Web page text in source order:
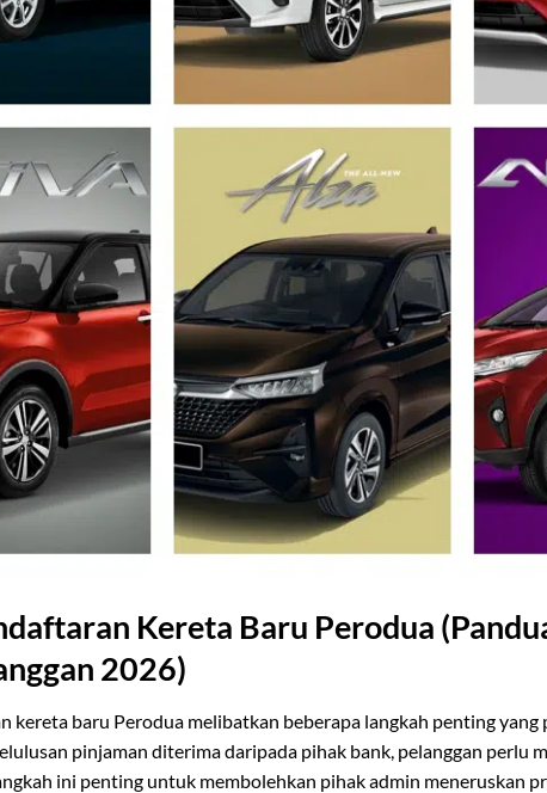
Kereta Baru Perodua
2026)
kereta baru Perodua melibatkan beberapa langkah penting
pinjaman diterima daripada pihak bank, pelanggan perlu
ini penting untuk membolehkan pihak admin meneruskan